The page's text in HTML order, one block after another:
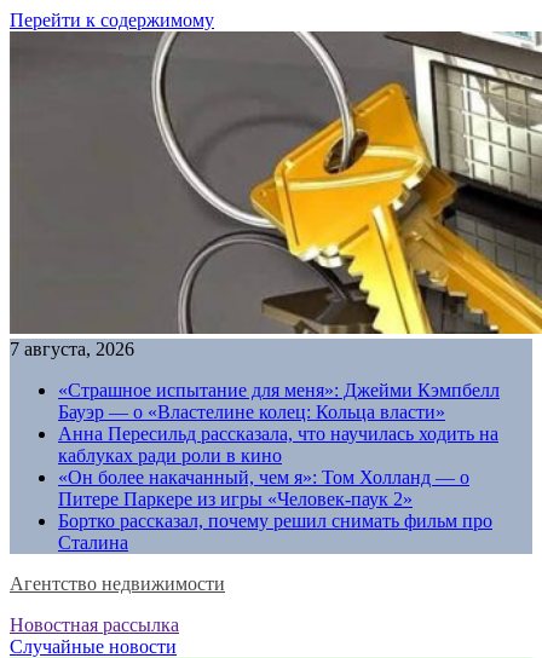
Перейти к содержимому
7 августа, 2026
«Страшное испытание для меня»: Джейми Кэмпбелл
Бауэр — о «Властелине колец: Кольца власти»
Анна Пересильд рассказала, что научилась ходить на
каблуках ради роли в кино
«Он более накачанный, чем я»: Том Холланд — о
Питере Паркере из игры «Человек-паук 2»
Бортко рассказал, почему решил снимать фильм про
Сталина
Агентство недвижимости
Новостная рассылка
Случайные новости